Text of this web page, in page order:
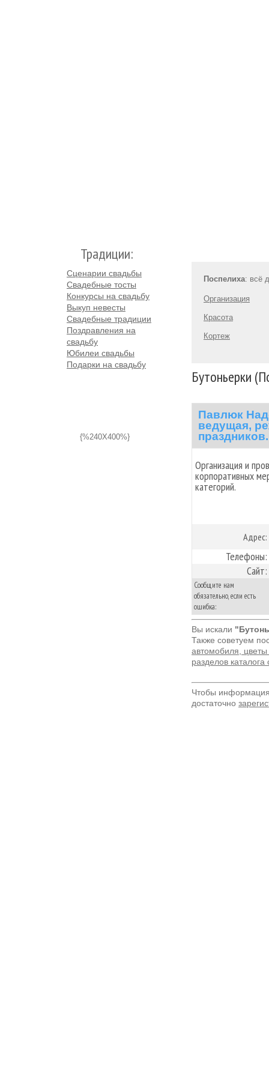
Традиции:
Сценарии свадьбы
Свадебные тосты
Конкурсы на свадьбу
Выкуп невесты
Свадебные традиции
Поздравления на
свадьбу
Юбилеи свадьбы
Подарки на свадьбу
{%240X400%}
Поспелиxа: всё
Организация
Красота
Кортеж
Бутоньерки
Павлюк
ведущая,
праздников.
Организация и
корпоративных
категорий.
Адрес:
Телефоны:
Сайт:
Сообщите нам
обязательно, если есть
ошибка:
Вы искали
Также советуем
автомобиля,
разделов
Чтобы
достаточно